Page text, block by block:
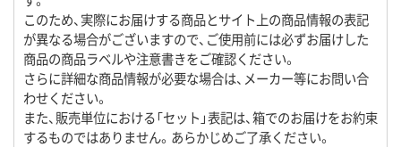
このため、実際にお届けする商品とサイト上の商品情報の表記
が異なる場合がございますので、ご使用前には必ずお届けした
商品の商品ラベルや注意書きをご確認ください。
さらに詳細な商品情報が必要な場合は、メーカー等にお問い合
わせください。
また、販売単位における「セット」表記は、箱でのお届けをお約束
するものではありません。あらかじめご了承ください。